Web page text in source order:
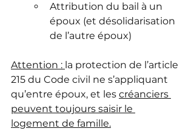
Attribution du bail à un
époux (et désolidarisation
de l’autre époux)
Attention : la protection de l’article
215 du Code civil ne s’appliquant
qu’entre époux, et les créanciers
peuvent toujours saisir le
logement de famille.